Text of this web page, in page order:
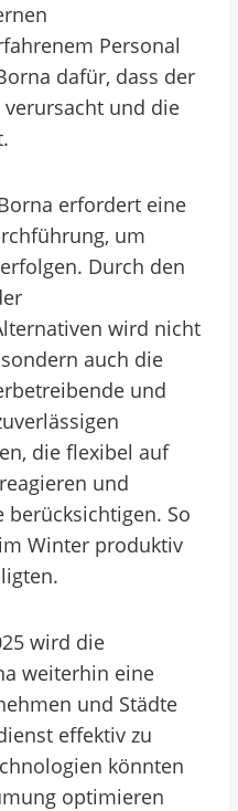
Personal
dafür, dass der
und die
erfordert eine
um
Durch den
wird nicht
auch die
und
die flexibel auf
und
So
Winter produktiv
wird die
weiterhin eine
und Städte
effektiv zu
könnten
optimieren